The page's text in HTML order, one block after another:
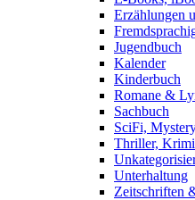
Erzählungen
Jugendbuch
Kalender
Kinderbuch
Romane &
Sachbuch
SciFi,
Thriller,
Unterhaltung
Zeitschriften